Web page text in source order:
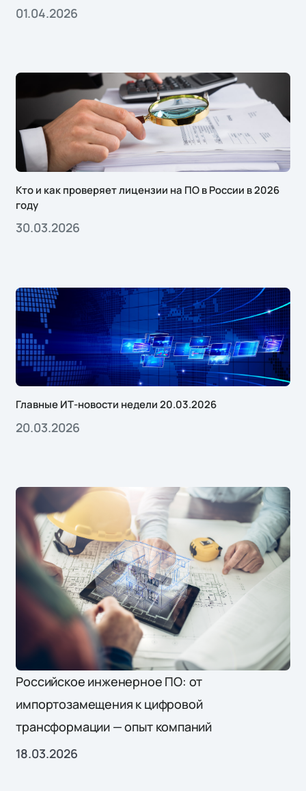
01.04.2026
Кто и как проверяет лицензии на ПО в России в 2026
году
30.03.2026
Главные ИТ-новости недели 20.03.2026
20.03.2026
Российское инженерное ПО: от
импортозамещения к цифровой
трансформации — опыт компаний
18.03.2026